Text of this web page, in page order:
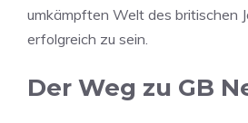
umkämpften Welt des britischen
erfolgreich zu sein.
Der Weg zu GB